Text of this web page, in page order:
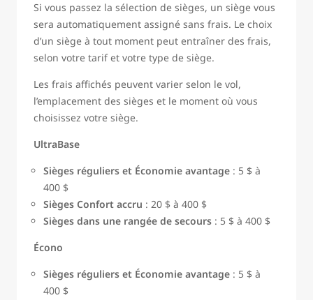
Si vous passez la sélection de sièges, un siège vous
sera automatiquement assigné sans frais. Le choix
d’un siège à tout moment peut entraîner des frais,
selon votre tarif et votre type de siège.
Les frais affichés peuvent varier selon le vol,
l’emplacement des sièges et le moment où vous
choisissez votre siège.
UltraBase
Sièges réguliers et Économie avantage : 5 $ à
400 $
Sièges Confort accru : 20 $ à 400 $
Sièges dans une rangée de secours : 5 $ à 400 $
Écono
Sièges réguliers et Économie avantage : 5 $ à
400 $